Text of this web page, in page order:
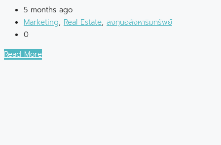
5 months ago
Marketing, Real Estate, ลงทุนอสังหาริมทรัพย์
0
Read More